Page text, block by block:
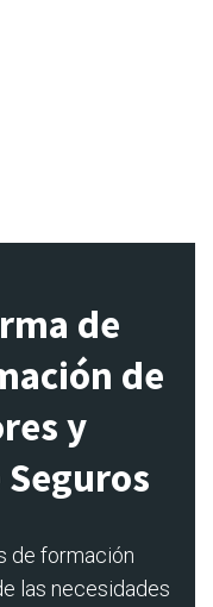
de
de
y
de formación
las necesidades